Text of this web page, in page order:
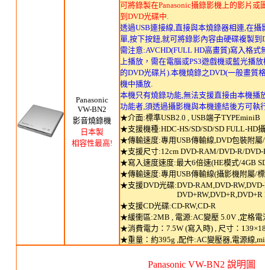
Panasonic
VW-BN2
影音燒錄機
日本製
相容性最高!
可將錄製在Panasonic攝錄影機上的影片或
到DVD光碟中.
透過USB連接線,直接與本燒錄器相連,在攝
單,按下按鈕,就可將錄影內容由硬碟複製到
需注意:AVCHD(FULL HD高畫質)寫入格式
上播放，需在電腦或PS3遊戲機或藍光播
的DVD光碟片).本機燒錄之DVD(一般畫質
機中播放.
本機只有燒錄功能,無法支援直接由本機播
功能者,須透過攝影機與本機連結後方可執
★介面:標準USB2.0 , USB端子TYPEminiB
★支援機種:HDC-HS/SD/SD/SD FULL-HD
★傳輸速度:專用USB傳輸線,DVD包裝附
★支援尺寸:12cm DVD-RAM/DVD-R/DVD-
★寫入速度速度:最大6倍速(HE模式/4GB
★傳輸速度:專用USB傳輸線(攝影機附屬/
★支援DVD光碟:DVD-RAM,DVD-
DVD+RW,DVD+R,DVD+R
★支援CD光碟:CD-RW,CD-R
★緩衝區:2MB , 電源:AC變壓 5.0V ,定格電
★消費電力：7.5W (寫入時) , 尺寸：
★重量：約395g ,配件:AC變壓器,電源線
Panasonic VW-BN2 說明圖